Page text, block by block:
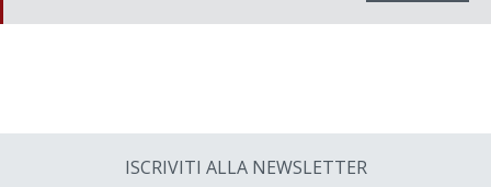
ISCRIVITI ALLA NEWSLETTER